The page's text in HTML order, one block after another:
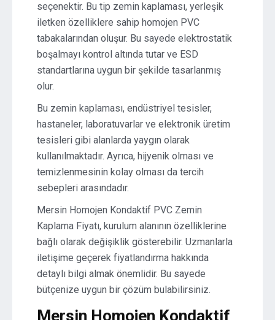
seçenektir. Bu tip zemin kaplaması, yerleşik
iletken özelliklere sahip homojen PVC
tabakalarından oluşur. Bu sayede elektrostatik
boşalmayı kontrol altında tutar ve ESD
standartlarına uygun bir şekilde tasarlanmış
olur.
Bu zemin kaplaması, endüstriyel tesisler,
hastaneler, laboratuvarlar ve elektronik üretim
tesisleri gibi alanlarda yaygın olarak
kullanılmaktadır. Ayrıca, hijyenik olması ve
temizlenmesinin kolay olması da tercih
sebepleri arasındadır.
Mersin Homojen Kondaktif PVC Zemin
Kaplama Fiyatı, kurulum alanının özelliklerine
bağlı olarak değişiklik gösterebilir. Uzmanlarla
iletişime geçerek fiyatlandırma hakkında
detaylı bilgi almak önemlidir. Bu sayede
bütçenize uygun bir çözüm bulabilirsiniz.
Mersin Homojen Kondaktif